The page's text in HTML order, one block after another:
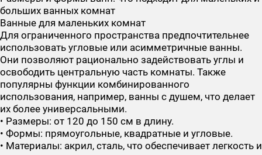
больших ванных комнат
Ванные для маленьких комнат
Для ограниченного пространства предпочтительнее
использовать угловые или асимметричные ванны.
Они позволяют рационально задействовать углы и
освободить центральную часть комнаты. Также
популярны функции комбинированного
использования, например, ванны с душем, что делает
их более универсальными.
• Размеры: от 120 до 150 см в длину.
• Формы: прямоугольные, квадратные и угловые.
• Материалы: акрил, сталь, что обеспечивает легкость и